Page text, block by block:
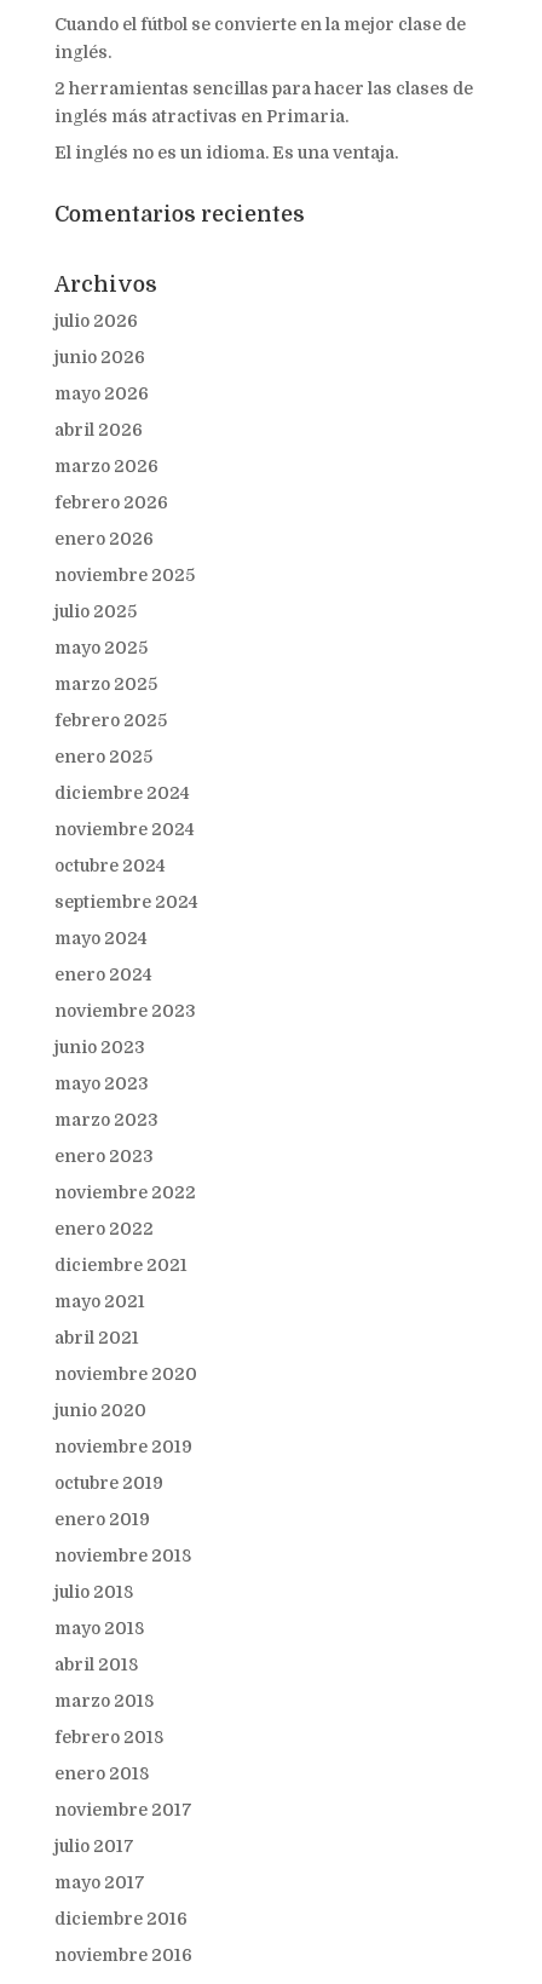
Cuando el fútbol se convierte en la mejor clase de
inglés.
2 herramientas sencillas para hacer las clases de
inglés más atractivas en Primaria.
El inglés no es un idioma. Es una ventaja.
Comentarios recientes
Archivos
julio 2026
junio 2026
mayo 2026
abril 2026
marzo 2026
febrero 2026
enero 2026
noviembre 2025
julio 2025
mayo 2025
marzo 2025
febrero 2025
enero 2025
diciembre 2024
noviembre 2024
octubre 2024
septiembre 2024
mayo 2024
enero 2024
noviembre 2023
junio 2023
mayo 2023
marzo 2023
enero 2023
noviembre 2022
enero 2022
diciembre 2021
mayo 2021
abril 2021
noviembre 2020
junio 2020
noviembre 2019
octubre 2019
enero 2019
noviembre 2018
julio 2018
mayo 2018
abril 2018
marzo 2018
febrero 2018
enero 2018
noviembre 2017
julio 2017
mayo 2017
diciembre 2016
noviembre 2016